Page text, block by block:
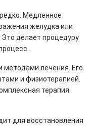
Медленное
желудка или
Это делает процедуру
методами лечения. Его
и физиотерапией.
терапия
для восстановления